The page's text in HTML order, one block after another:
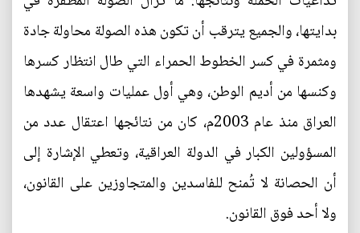
بدايتها، والجميع يترقب أن تكون هذه الصولة محاولة جادة
ومثمرة في كسر الخطوط الحمراء التي طال انتظار كسرها
وكنسها من أديم الوطن، وهي أول عمليات واسعة يشهدها
العراق منذ عام 2003م، كان من نتائجها اعتقال عدد من
المسؤولين الكبار في الدولة العراقية، وتعطي الإشارة إلى
أن الحصانة لا تُمنح للفاسدين والمتجاوزين على القانون،
ولا أحد فوق القانون.